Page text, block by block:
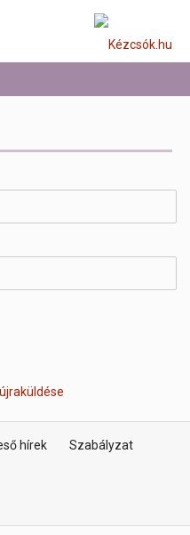
hírek
Szabályzat